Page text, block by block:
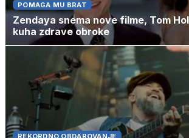
POMAGA MU BRAT
Zendaya snema nove filme, Tom
kuha zdrave obroke
REKORDNO OBDAROVANJE